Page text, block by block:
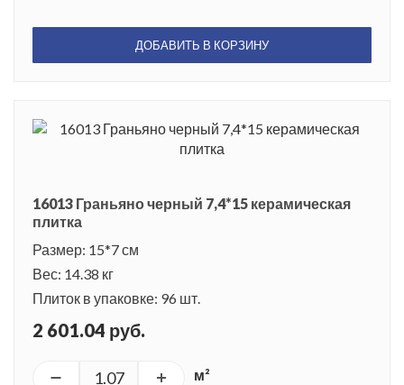
ДОБАВИТЬ В КОРЗИНУ
16013 Граньяно черный 7,4*15 керамическая
плитка
Размер: 15*7 см
Вес: 14.38 кг
Плиток в упаковке: 96 шт.
2 601.04 руб.
м²